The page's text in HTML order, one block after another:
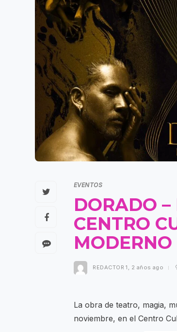
EVENTOS
DORADO
CENTRO
MODERNO
REDACTOR 1 , 2 años ago
La obra de teatro, magia,
noviembre, en el Centro